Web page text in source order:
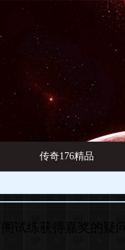
传奇176精品
阁试练获得嘉奖的疑